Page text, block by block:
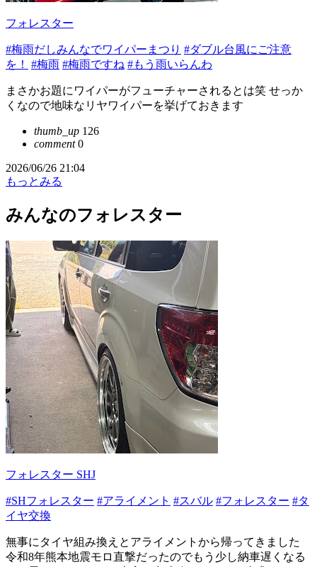
フォレスター
#梅雨だしみんなでワイパーまつり #ダブル台風にご注意
を！
#梅雨 #梅雨ですね #もう雨いらんわ
まさかお題にワイパーがフューチャーされるとは笑 せっか
くなので地味なリヤワイパーを挙げておきます
thumb_up 126
comment0
2026/06/26 21:04
もっとみる
みんなのフォレスター
フォレスター SHJ
#SHフォレスター #アライメント #スバル #フォレスター #タ
イヤ交換
無事にタイヤ組み換えとアライメントから帰ってきました
令和8年熊本地震モロ直撃だったのでもう少し納車遅くなる